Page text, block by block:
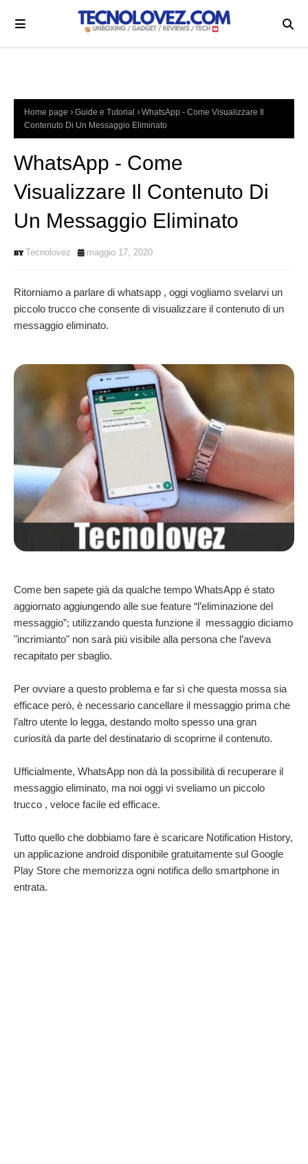
Home page Guide e Tutorial
WhatsApp - Come Visualizzare Il
Contenuto Di Un Messaggio Eliminato
WhatsApp - Come
Visualizzare Il Contenuto Di
Un Messaggio Eliminato
Tecnolovez maggio 17, 2020
Ritorniamo a parlare di whatsapp , oggi vogliamo svelarvi un
piccolo trucco che consente di visualizzare il contenuto di un
messaggio eliminato.
Come ben sapete già da qualche tempo WhatsApp è stato
aggiornato aggiungendo alle sue feature “l’eliminazione del
messaggio”; utilizzando questa funzione il messaggio diciamo
"incrimianto" non sarà più visibile alla persona che l’aveva
recapitato per sbaglio.
Per ovviare a questo problema e far sì che questa mossa sia
efficace però, è necessario cancellare il messaggio prima che
l’altro utente lo legga, destando molto spesso una gran
curiosità da parte del destinatario di scoprirne il contenuto.
Ufficialmente, WhatsApp non dà la possibilità di recuperare il
messaggio eliminato, ma noi oggi vi sveliamo un piccolo
trucco , veloce facile ed efficace.
Tutto quello che dobbiamo fare è scaricare Notification History,
un applicazione android disponibile gratuitamente sul Google
Play Store che memorizza ogni notifica dello smartphone in
entrata.